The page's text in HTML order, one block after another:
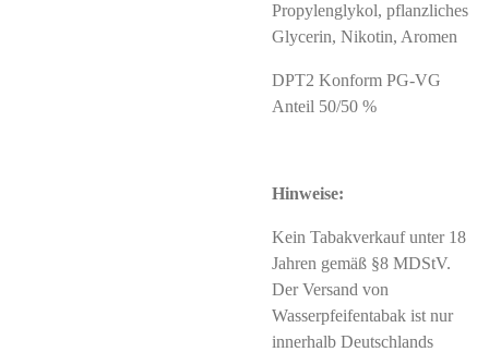
Propylenglykol, pflanzliches
Glycerin, Nikotin, Aromen
DPT2 Konform PG-VG
Anteil 50/50 %
Hinweise:
Kein Tabakverkauf unter 18
Jahren gemäß §8 MDStV.
Der Versand von
Wasserpfeifentabak ist nur
innerhalb Deutschlands